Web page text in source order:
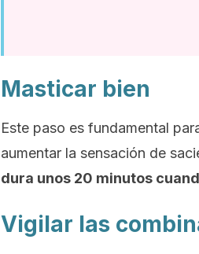
Masticar bien
Este paso es fundamental
aumentar la sensación de
dura unos 20 minutos
Vigilar las